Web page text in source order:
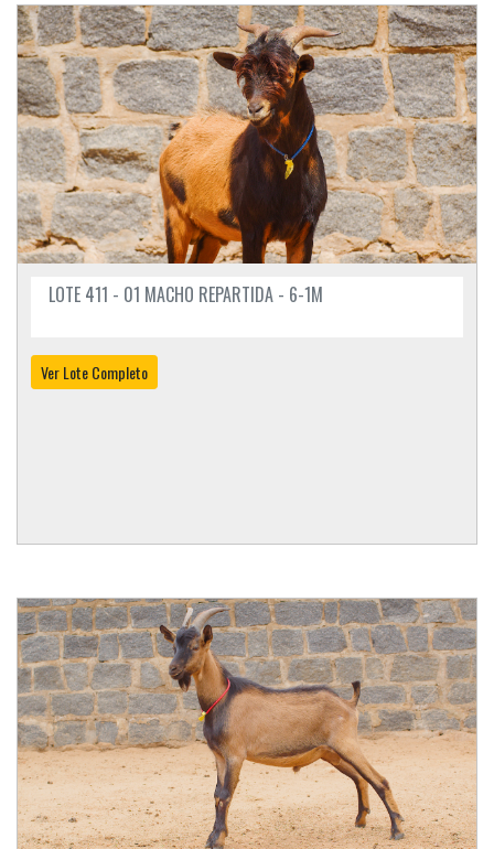
LOTE 411 - 01 MACHO REPARTIDA - 6-1M
Ver Lote Completo